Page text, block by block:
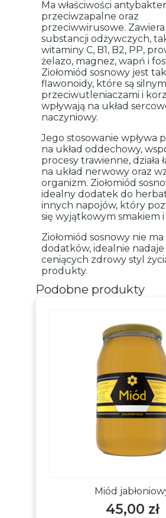
Ma właściwości
przeciwzapalne oraz
przeciwwirusowe.
substancji odżywczych,
witaminy C, B1, B2, PP,
żelazo, magnez, wapń i
Ziołomiód sosnowy jest
flawonoidy, które są
przeciwutleniaczami i
wpływają na układ
naczyniowy.
Jego stosowanie wpływa
na układ oddechowy,
procesy trawienne, działa
na układ nerwowy oraz
organizm. Ziołomiód
idealny dodatek do
innych napojów, który
się wyjątkowym smakiem
Ziołomiód sosnowy nie
dodatków, idealnie nadaje
ceniących zdrowy styl
produkty.
Podobne produkty
Miód
45,00 zł